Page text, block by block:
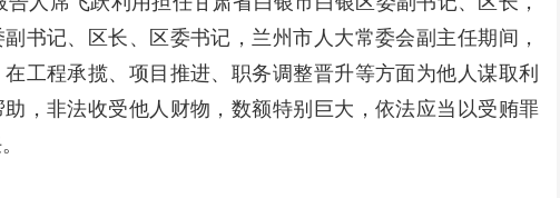
书记、区长、区委书记，兰州市人大常委会副主任期间，
工程承揽、项目推进、职务调整晋升等方面为他人谋取利
，非法收受他人财物，数额特别巨大，依法应当以受贿罪